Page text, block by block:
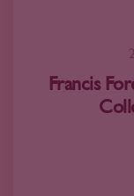
Francis